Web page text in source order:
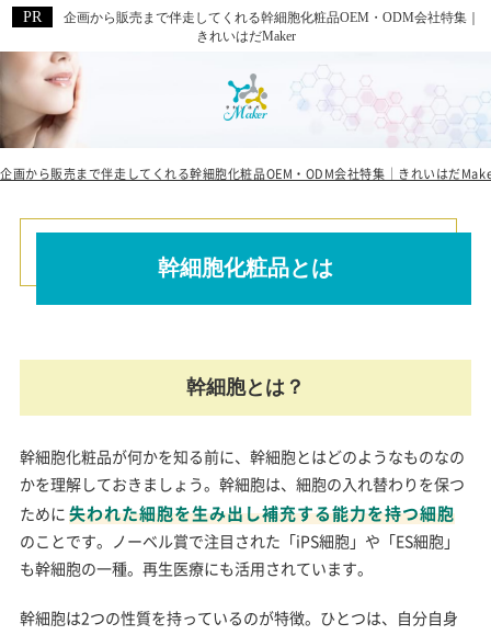
企画から販売まで伴走してくれる幹細胞化粧品OEM・ODM会社特集｜
きれいはだMaker
企画から販売まで伴走してくれる幹細胞化粧品OEM・ODM会社特集｜きれいはだ
幹細胞化粧品とは
幹細胞とは？
幹細胞化粧品が何かを知る前に、幹細胞とはどのようなものなの
かを理解しておきましょう。幹細胞は、細胞の入れ替わりを保つ
ために 失われた細胞を生み出し補充する能力を持つ細胞
のことです。ノーベル賞で注目された「iPS細胞」や「ES細胞」
も幹細胞の一種。再生医療にも活用されています。
幹細胞は2つの性質を持っているのが特徴。ひとつは、自分自身